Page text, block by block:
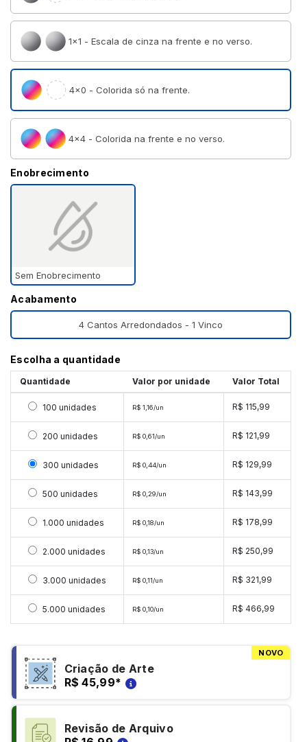
1×1 - Escala de cinza na frente e no verso.
4×0 - Colorida só na frente.
4×4 - Colorida na frente e no verso.
Enobrecimento
Sem Enobrecimento
Acabamento
4 Cantos Arredondados - 1 Vinco
Escolha a quantidade
Quantidade Valor por unidade Valor Total
Selecionar 100 unidades
100 unidades R$ 1,16/un R$ 115,99
Selecionar 200 unidades
200 unidades R$ 0,61/un R$ 121,99
Selecionar 300 unidades
300 unidades R$ 0,44/un R$ 129,99
Selecionar 500 unidades
500 unidades R$ 0,29/un R$ 143,99
Selecionar 1000 unidades
1.000 unidades R$ 0,18/un R$ 178,99
Selecionar 2000 unidades
2.000 unidades R$ 0,13/un R$ 250,99
Selecionar 3000 unidades
3.000 unidades R$ 0,11/un R$ 321,99
Selecionar 5000 unidades
5.000 unidades R$ 0,10/un R$ 466,99
NOVO
Criação de Arte
R$ 45,99*
Revisão de Arquivo